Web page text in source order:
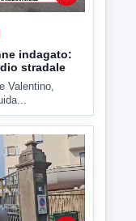
stradale
Valentino,
▶